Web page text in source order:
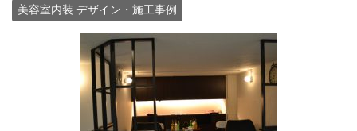
美容室内装 デザイン・施工事例